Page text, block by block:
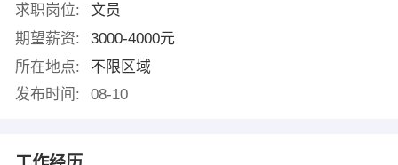
求职岗位:
文员
期望薪资:
3000-4000元
所在地点:
不限区域
发布时间:
08-10